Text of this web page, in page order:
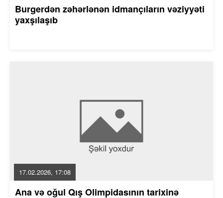
Burgerdən zəhərlənən idmançıların vəziyyəti
yaxşılaşıb
17.02.2026, 17:08
Ana və oğul Qış Olimpidasının tarixinə